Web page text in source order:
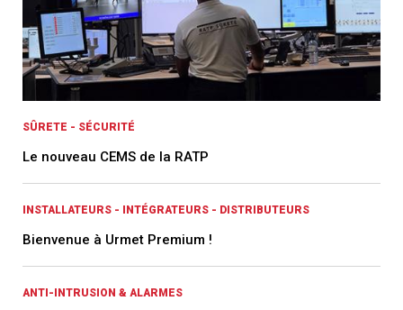
SÛRETE - SÉCURITÉ
Le nouveau CEMS de la RATP
INSTALLATEURS - INTÉGRATEURS - DISTRIBUTEURS
Bienvenue à Urmet Premium !
ANTI-INTRUSION & ALARMES